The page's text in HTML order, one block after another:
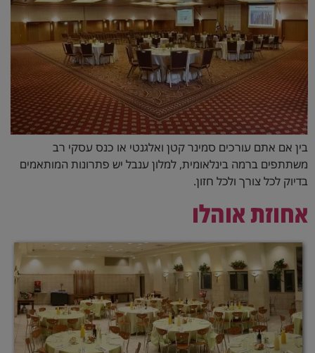
בין אם אתם עורכים סמינר קטן ואלגנטי או כנס עסקי רב
משתתפים ברמה בינלאומית, למלון ענבל יש פתרונות המותאמים
בדיוק לכל צורך ולכל חזון.
אחוזת אוהלו